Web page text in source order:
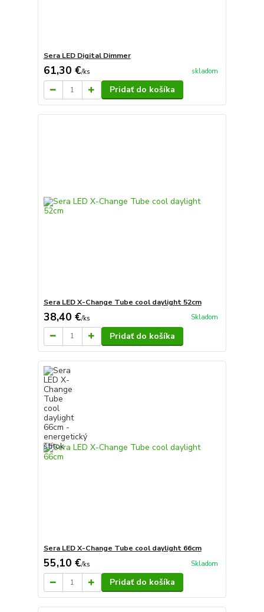
Sera LED Digital Dimmer
61,30 €/ks skladom
Pridať do košíka
Sera LED X-Change Tube cool daylight 52cm
38,40 €/ks Skladom
Pridať do košíka
Sera LED X-Change Tube cool daylight 66cm
55,10 €/ks Skladom
Pridať do košíka